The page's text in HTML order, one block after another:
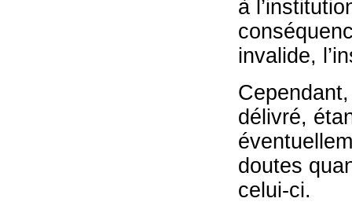
à
invalide,
délivré,
doutes
celui-ci.